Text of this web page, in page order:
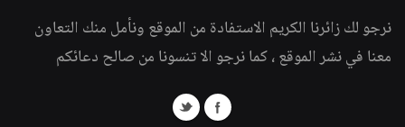
نرجو لك زائرنا الكريم الاستفادة من الموقع ونأمل منك التعاون
معنا في نشر الموقع ، كما نرجو الا تنسونا من صالح دعائكم